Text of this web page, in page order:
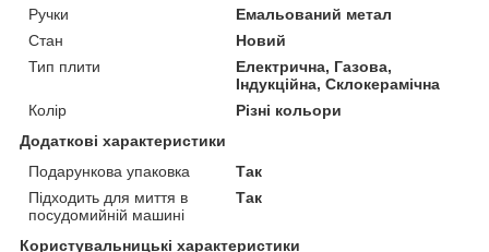
Ручки
Емальований метал
Стан
Новий
Тип плити
Електрична, Газова,
Індукційна, Склокерамічна
Колір
Різні кольори
Додаткові характеристики
Подарункова упаковка
Так
Підходить для миття в
посудомийній машині
Так
Користувальницькі характеристики